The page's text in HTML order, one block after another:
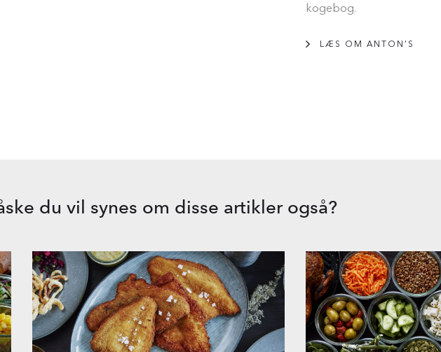
kogebog.
LÆS OM ANTON’S
du vil synes om disse artikler også?